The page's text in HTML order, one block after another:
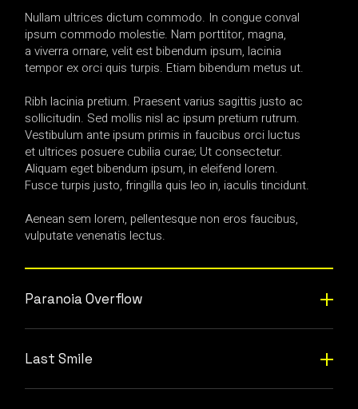
Nullam ultrices dictum commodo. In congue conval
ipsum commodo molestie. Nam porttitor, magna,
a viverra ornare, velit est bibendum ipsum, lacinia
tempor ex orci quis turpis. Etiam bibendum metus ut.
Ribh lacinia pretium. Praesent varius sagittis justo ac
sollicitudin. Sed mollis nisl ac ipsum pretium rutrum.
Vestibulum ante ipsum primis in faucibus orci luctus
et ultrices posuere cubilia curae; Ut consectetur.
Aliquam eget bibendum ipsum, in eleifend lorem.
Fusce turpis justo, fringilla quis leo in, iaculis tincidunt.
Aenean sem lorem, pellentesque non eros faucibus,
vulputate venenatis lectus.
Paranoia Overflow
Last Smile